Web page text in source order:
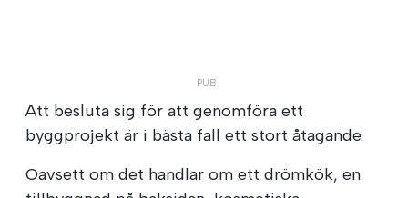
Att besluta sig för att genomföra ett
byggprojekt är i bästa fall ett stort åtagande.
Oavsett om det handlar om ett drömkök, en